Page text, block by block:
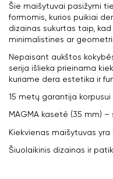
Šie maišytuvai pasižymi
formomis, kurios puikiai
dizainas sukurtas taip,
minimalistines ar
Nepaisant aukštos
serija išlieka prieinama
kuriame dera estetika ir
15 metų garantija korpusui
MAGMA kasetė (35 mm)
Kiekvienas maišytuvas yra
Šiuolaikinis dizainas ir